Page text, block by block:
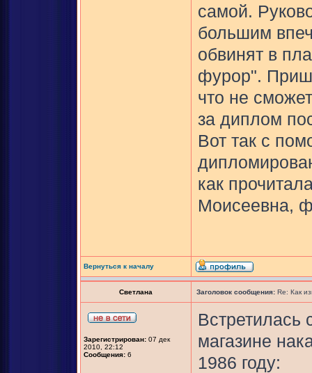
самой.
большим
обвинят в
фурор".
что не
за диплом
Вот так с
как
Моисеевна,
Вернуться к началу
Светлана Заголовок сообщения: Re: Как
Зарегистрирован: 07 дек
2010, 22:12
Сообщения: 6
магазине
1986 году: